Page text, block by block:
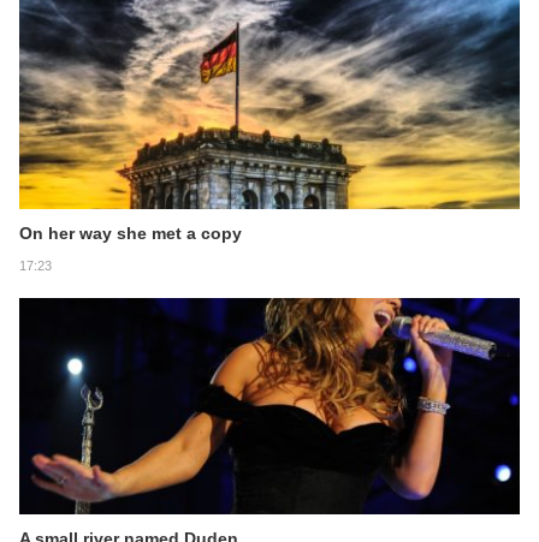
On her way she met a copy
17:23